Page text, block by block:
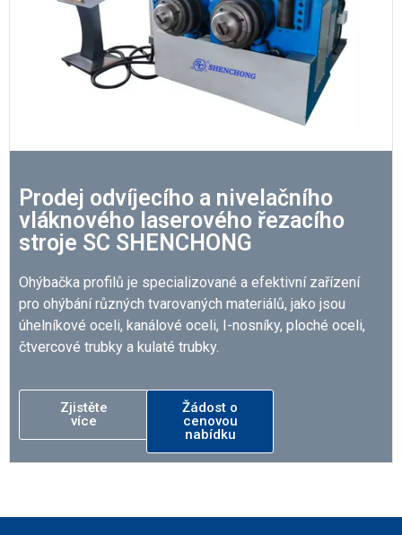
Prodej odvíjecího a nivelačního
vláknového laserového řezacího
stroje SC SHENCHONG
Ohýbačka profilů je specializované a efektivní zařízení
pro ohýbání různých tvarovaných materiálů, jako jsou
úhelníkové oceli, kanálové oceli, I-nosníky, ploché oceli,
čtvercové trubky a kulaté trubky.
Zjistěte
více
Žádost o
cenovou
nabídku